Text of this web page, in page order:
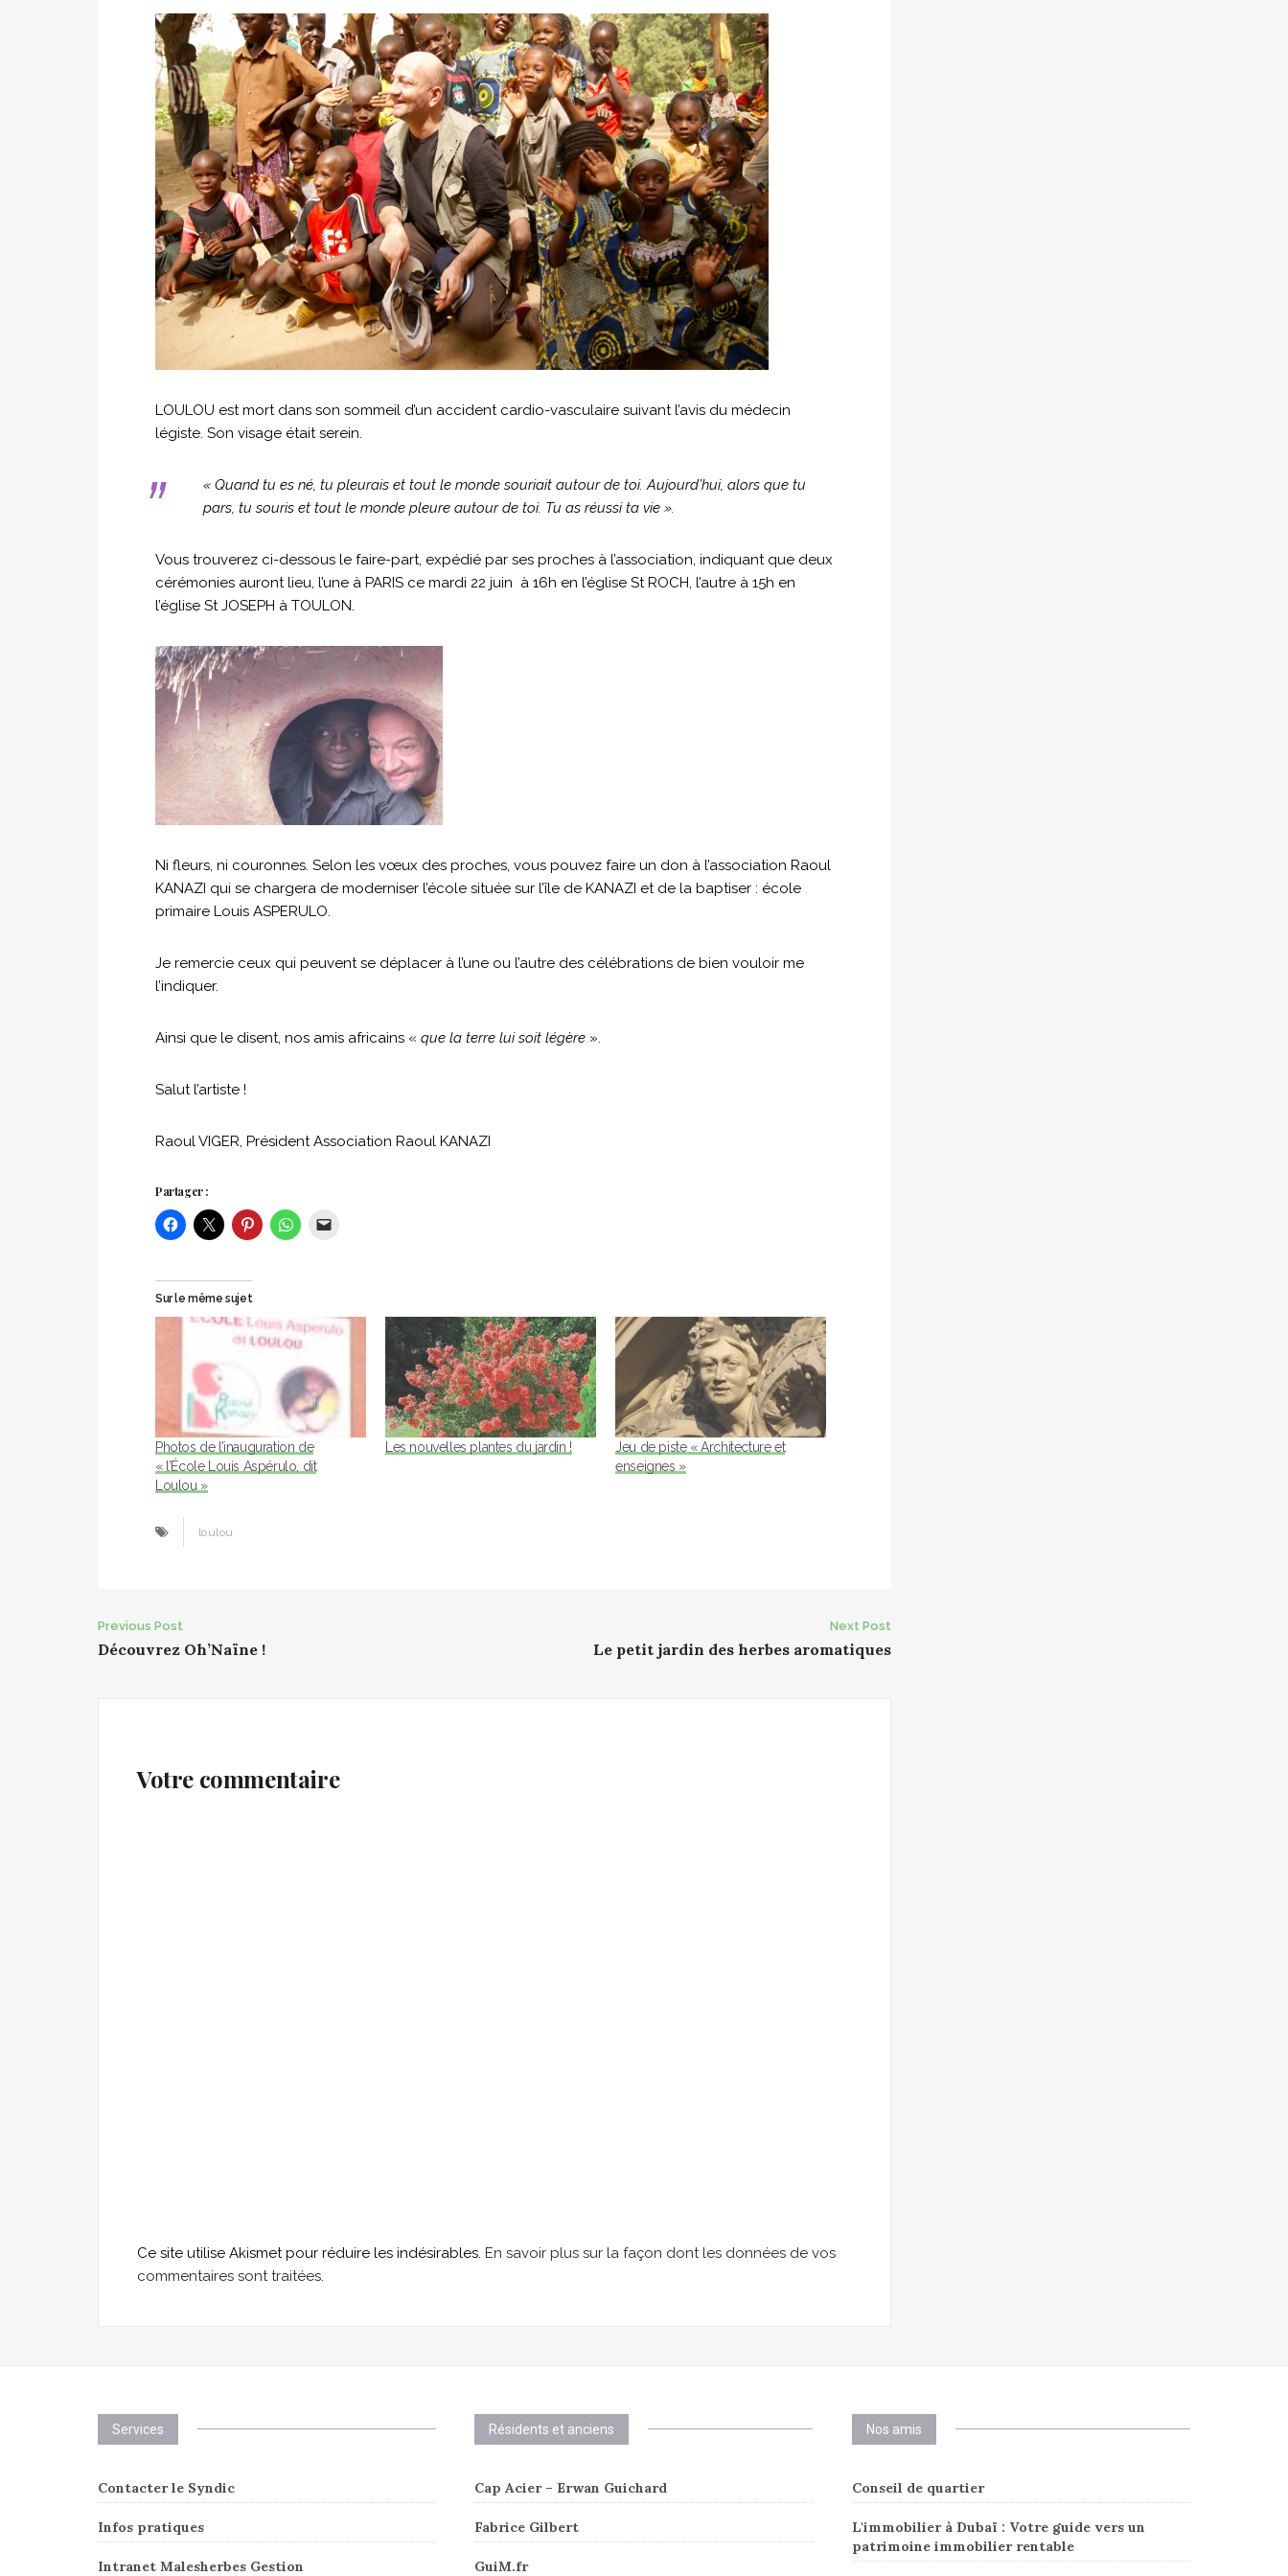
LOULOU est mort dans son sommeil d’un accident cardio-vasculaire suivant l’avis du médecin
légiste. Son visage était serein.
« Quand tu es né, tu pleurais et tout le monde souriait autour de toi. Aujourd’hui, alors que tu
pars, tu souris et tout le monde pleure autour de toi. Tu as réussi ta vie ».
Vous trouverez ci-dessous le faire-part, expédié par ses proches à l’association, indiquant que deux
cérémonies auront lieu, l’une à PARIS ce mardi 22 juin à 16h en l’église St ROCH, l’autre à 15h en
l’église St JOSEPH à TOULON.
Ni fleurs, ni couronnes. Selon les vœux des proches, vous pouvez faire un don à l’association Raoul
KANAZI qui se chargera de moderniser l’école située sur l’île de KANAZI et de la baptiser : école
primaire Louis ASPERULO.
Je remercie ceux qui peuvent se déplacer à l’une ou l’autre des célébrations de bien vouloir me
l’indiquer.
Ainsi que le disent, nos amis africains « que la terre lui soit légère ».
Salut l’artiste !
Raoul VIGER, Président Association Raoul KANAZI
Partager :
Sur le même sujet
Photos de l’inauguration de
« l’École Louis Aspérulo, dit
Loulou »
Les nouvelles plantes du jardin !
Jeu de piste « Architecture et
enseignes »
loulou
Post
Previous Post
Découvrez Oh’Naïne !
Next Post
Le petit jardin des herbes aromatiques
Votre commentaire
Ce site utilise Akismet pour réduire les indésirables. En savoir plus sur la façon dont les données de vos
commentaires sont traitées.
Services
Contacter le Syndic
Infos pratiques
Intranet Malesherbes Gestion
Résidents et anciens
Cap Acier – Erwan Guichard
Fabrice Gilbert
GuiM.fr
Nos amis
Conseil de quartier
L'immobilier à Dubaï : Votre guide vers un
patrimoine immobilier rentable